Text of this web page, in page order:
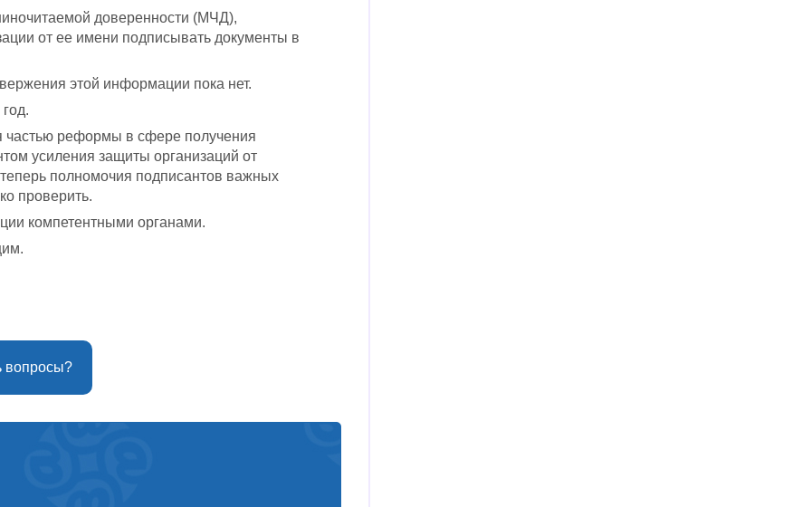
доверенности (МЧД),
от ее имени подписывать документы в
этой информации пока нет.
реформы в сфере получения
усиления защиты организаций от
полномочия подписантов важных
проверить.
компетентными органами.
вопросы?